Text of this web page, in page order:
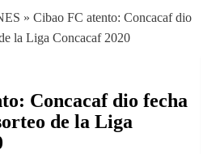
» Cibao FC atento: Concacaf dio
la Liga Concacaf 2020
Concacaf dio fecha
de la Liga